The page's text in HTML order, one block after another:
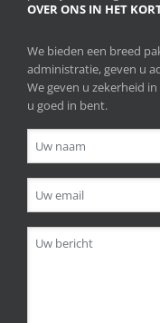
OVER ONS IN HET
We bieden een breed
administratie, geven u
We geven u zekerheid
u goed in bent.